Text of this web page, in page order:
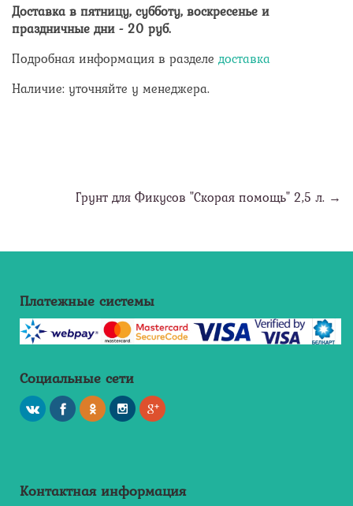
Доставка в пятницу, субботу, воскресенье и
праздничные дни - 20 руб.
Подробная информация в разделе доставка
Наличие: уточняйте у менеджера.
Грунт для Фикусов "Скорая помощь" 2,5 л. →
Платежные системы
Социальные сети
Контактная информация